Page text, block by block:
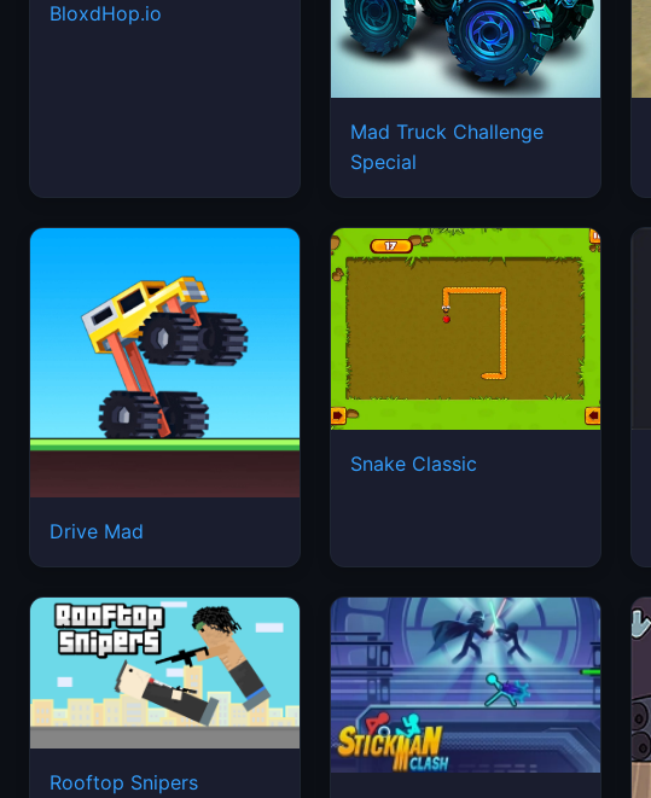
BloxdHop.io
Mad Truck Challenge
Special
Drive Mad
Snake Classic
Rooftop Snipers